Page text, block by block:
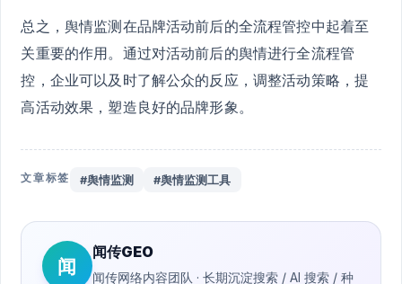
总之，舆情监测在品牌活动前后的全流程管控中起着至
关重要的作用。通过对活动前后的舆情进行全流程管
控，企业可以及时了解公众的反应，调整活动策略，提
高活动效果，塑造良好的品牌形象。
文章标签 #舆情监测 #舆情监测工具
闻
闻传GEO
闻传网络内容团队 · 长期沉淀搜索 / AI 搜索 / 种